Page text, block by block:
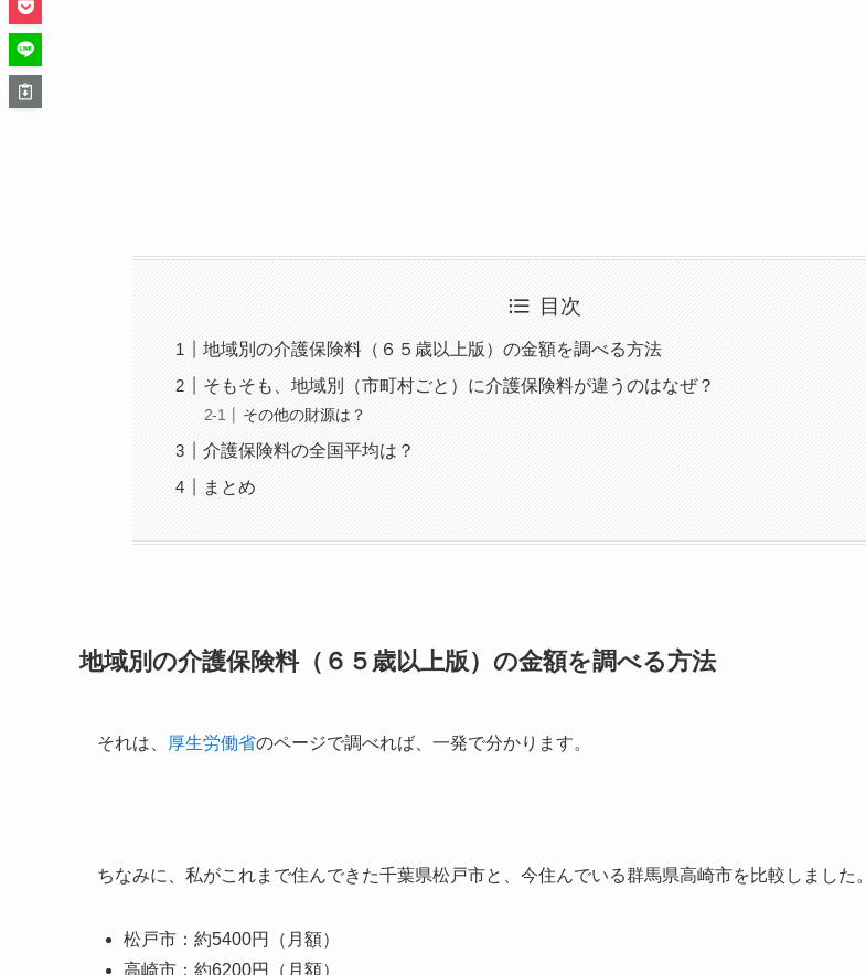
目次
地域別の介護保険料（６５歳以上版）の金額を調べる方法
そもそも、地域別（市町村ごと）に介護保険料が違うのはなぜ？
その他の財源は？
介護保険料の全国平均は？
まとめ
地域別の介護保険料（６５歳以上版）の金額を調べる方法
それは、 厚生労働省のページで調べれば、一発で分かります。
ちなみに、私がこれまで住んできた千葉県松戸市と、今住んでいる群馬県高崎市を比較しました。
松戸市：約5400円（月額）
高崎市：約6200円（月額）